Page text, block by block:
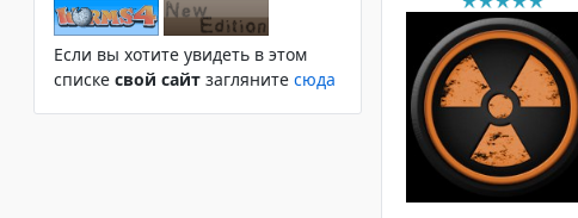
Если вы хотите увидеть в этом
спиcке свой сайт загляните сюда